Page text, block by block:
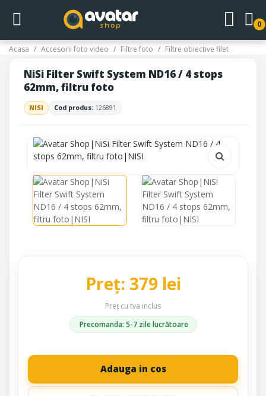
0
Acasa Accesorii foto video Filtre foto Filtre obiective filet
NiSi Filter Swift System ND16 / 4 stops
62mm, filtru foto
NISI Cod produs: 126891
Preț: 379 lei
Preț cu tva inclus
Precomanda: 5-7 zile lucrătoare
Adauga in cos